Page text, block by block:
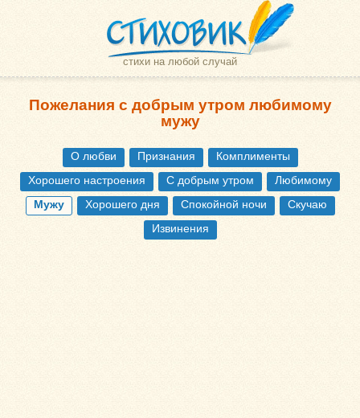
стихи на любой случай
Пожелания с добрым утром любимому
мужу
О любви Признания
Комплименты
Хорошего настроения
С добрым утром
Любимому
Мужу
Хорошего дня Спокойной ночи
Скучаю
Извинения